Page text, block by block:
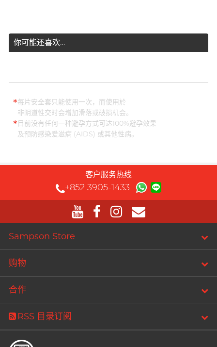
你可能还喜欢…
*每片安全套只能使用一次，而使用於
非阴道性交时会增加滑落或破损机会。
*目前没有任何一种避孕方式可达100%避孕效果
及预防感染爱滋病 (AIDS) 或其他性病。
客户服务热线
+852 3905-1433
Sampson Store
购物
合作
RSS 目录订阅